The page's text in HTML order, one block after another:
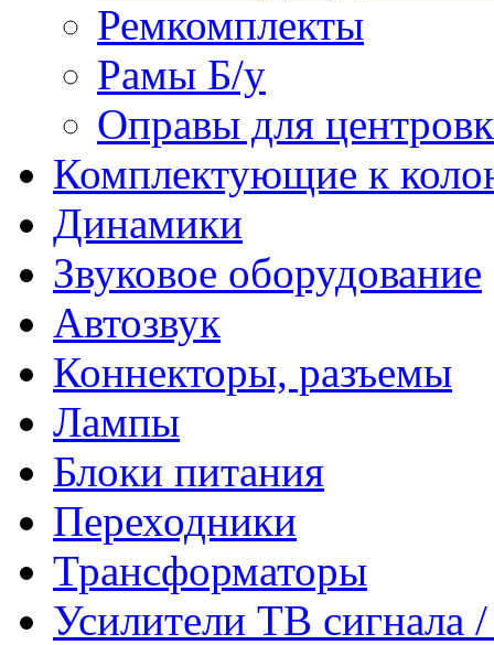
Ремкомплекты
Рамы Б/у
Оправы для
Комплектующие к
Динамики
Звуковое оборудование
Автозвук
Коннекторы, разъемы
Лампы
Блоки питания
Переходники
Трансформаторы
Усилители ТВ сигнала